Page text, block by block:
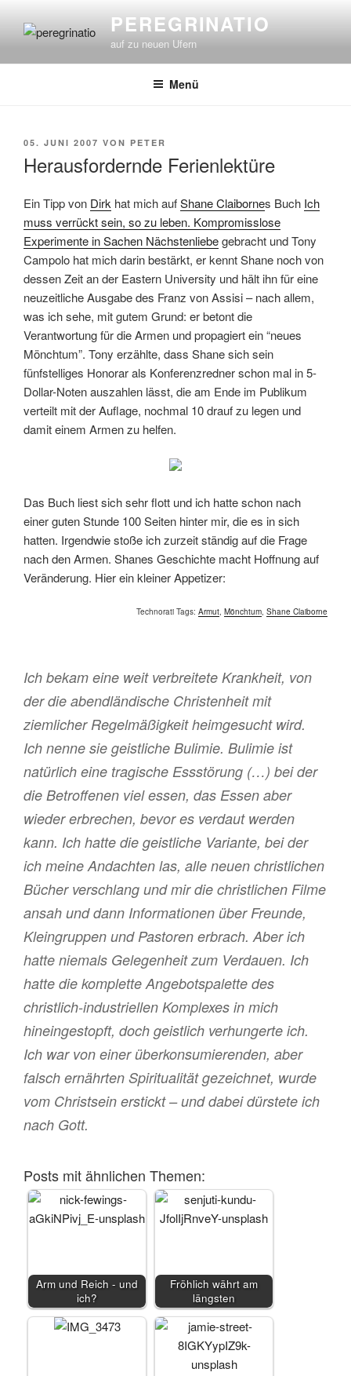
Inhalt
PEREGRINATIO
auf zu neuen Ufern
Menü
VERÖFFENTLICHT
05. JUNI 2007 VON PETER
Herausfordernde Ferienlektüre
Ein Tipp von Dirk hat mich aufShane Claibornes Buch Ich
muss verrückt sein, so zu leben. Kompromisslose
Experimente in Sachen Nächstenliebegebracht und Tony
Campolo hat mich darin bestärkt, er kennt Shane noch von
dessen Zeit an der Eastern University und hält ihn für eine
neuzeitliche Ausgabe des Franz von Assisi – nach allem,
was ich sehe, mit gutem Grund: er betont die
Verantwortung für die Armen und propagiert ein “neues
Mönchtum”. Tony erzählte, dass Shane sich sein
fünfstelliges Honorar als Konferenzredner schon mal in 5-
Dollar-Noten auszahlen lässt, die am Ende im Publikum
verteilt mit der Auflage, nochmal 10 drauf zu legen und
damit einem Armen zu helfen.
Das Buch liest sich sehr flott und ich hatte schon nach
einer guten Stunde 100 Seiten hinter mir, die es in sich
hatten. Irgendwie stoße ich zurzeit ständig auf die Frage
nach den Armen. Shanes Geschichte macht Hoffnung auf
Veränderung. Hier ein kleiner Appetizer:
Technorati Tags: Armut Mönchtum Shane Claiborne
Ich bekam eine weit verbreitete Krankheit, von
der die abendländische Christenheit mit
ziemlicher Regelmäßigkeit heimgesucht wird.
Ich nenne sie geistliche Bulimie. Bulimie ist
natürlich eine tragische Essstörung (…) bei der
die Betroffenen viel essen, das Essen aber
wieder erbrechen, bevor es verdaut werden
kann. Ich hatte die geistliche Variante, bei der
ich meine Andachten las, alle neuen christlichen
Bücher verschlang und mir die christlichen Filme
ansah und dann Informationen über Freunde,
Kleingruppen und Pastoren erbrach. Aber ich
hatte niemals Gelegenheit zum Verdauen. Ich
hatte die komplette Angebotspalette des
christlich-industriellen Komplexes in mich
hineingestopft, doch geistlich verhungerte ich.
Ich war von einer überkonsumierenden, aber
falsch ernährten Spiritualität gezeichnet, wurde
vom Christsein erstickt – und dabei dürstete ich
nach Gott.
Posts mit ähnlichen Themen:
Arm und Reich - und
ich?
Fröhlich währt am
längsten